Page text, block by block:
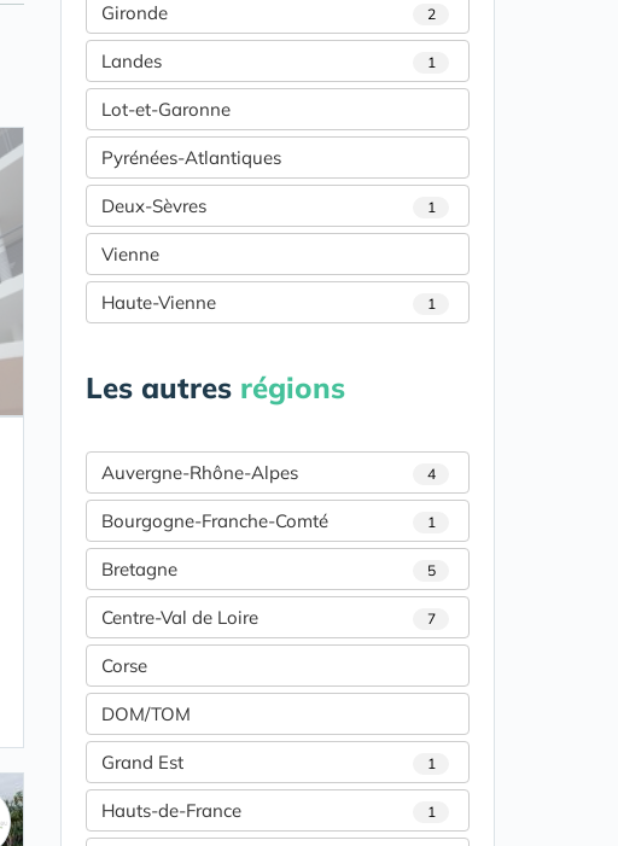
Gironde 2
Landes 1
Lot-et-Garonne
Pyrénées-Atlantiques
Deux-Sèvres 1
Vienne
Haute-Vienne 1
Les autres régions
Auvergne-Rhône-Alpes 4
Bourgogne-Franche-Comté 1
Bretagne 5
Centre-Val de Loire 7
Corse
DOM/TOM
Grand Est 1
Hauts-de-France 1